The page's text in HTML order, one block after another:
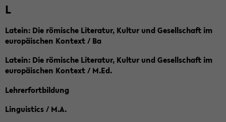
L
Latein: Die römische Literatur, Kultur und Gesellschaft im
europäischen Kontext / Ba
Latein: Die römische Literatur, Kultur und Gesellschaft im
europäischen Kontext / M.Ed.
Lehrerfortbildung
Linguistics / M.A.